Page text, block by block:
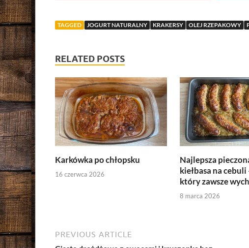
TAGGED JOGURT NATURALNY KRAKERSY OLEJ RZEPAKOWY
RELATED POSTS
Karkówka po chłopsku
16 czerwca 2026
Najlepsza
kiełbasa na
który zawsze
8 marca 2026
PREVIOUS ARTICLE